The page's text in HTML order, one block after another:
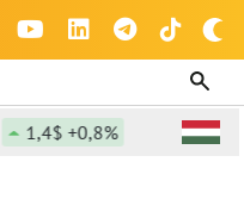
1,4$ +0,8% DOT